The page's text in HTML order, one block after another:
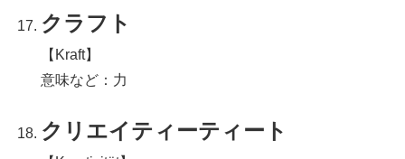
クラフト
【Kraft】
意味など：力
クリエイティーティート